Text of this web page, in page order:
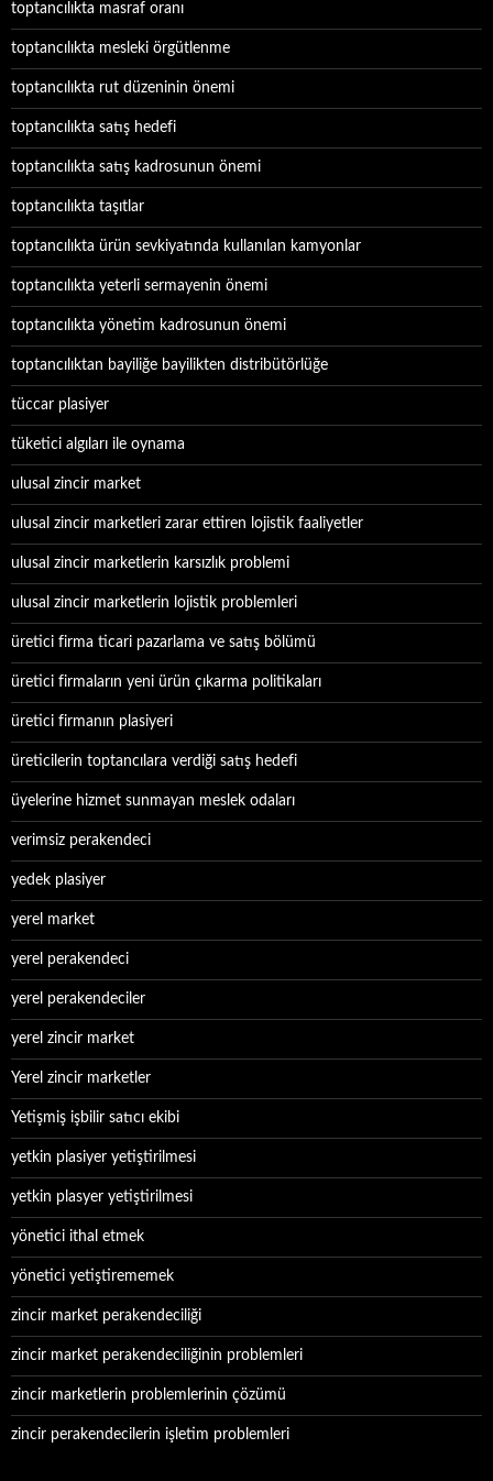
toptancılıkta masraf oranı
toptancılıkta mesleki örgütlenme
toptancılıkta rut düzeninin önemi
toptancılıkta satış hedefi
toptancılıkta satış kadrosunun önemi
toptancılıkta taşıtlar
toptancılıkta ürün sevkiyatında kullanılan kamyonlar
toptancılıkta yeterli sermayenin önemi
toptancılıkta yönetim kadrosunun önemi
toptancılıktan bayiliğe bayilikten distribütörlüğe
tüccar plasiyer
tüketici algıları ile oynama
ulusal zincir market
ulusal zincir marketleri zarar ettiren lojistik faaliyetler
ulusal zincir marketlerin karsızlık problemi
ulusal zincir marketlerin lojistik problemleri
üretici firma ticari pazarlama ve satış bölümü
üretici firmaların yeni ürün çıkarma politikaları
üretici firmanın plasiyeri
üreticilerin toptancılara verdiği satış hedefi
üyelerine hizmet sunmayan meslek odaları
verimsiz perakendeci
yedek plasiyer
yerel market
yerel perakendeci
yerel perakendeciler
yerel zincir market
Yerel zincir marketler
Yetişmiş işbilir satıcı ekibi
yetkin plasiyer yetiştirilmesi
yetkin plasyer yetiştirilmesi
yönetici ithal etmek
yönetici yetiştirememek
zincir market perakendeciliği
zincir market perakendeciliğinin problemleri
zincir marketlerin problemlerinin çözümü
zincir perakendecilerin işletim problemleri